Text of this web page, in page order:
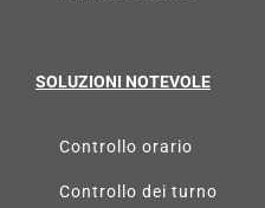
SOLUZIONI NOTEVOLE
Controllo orario
Controllo dei turno